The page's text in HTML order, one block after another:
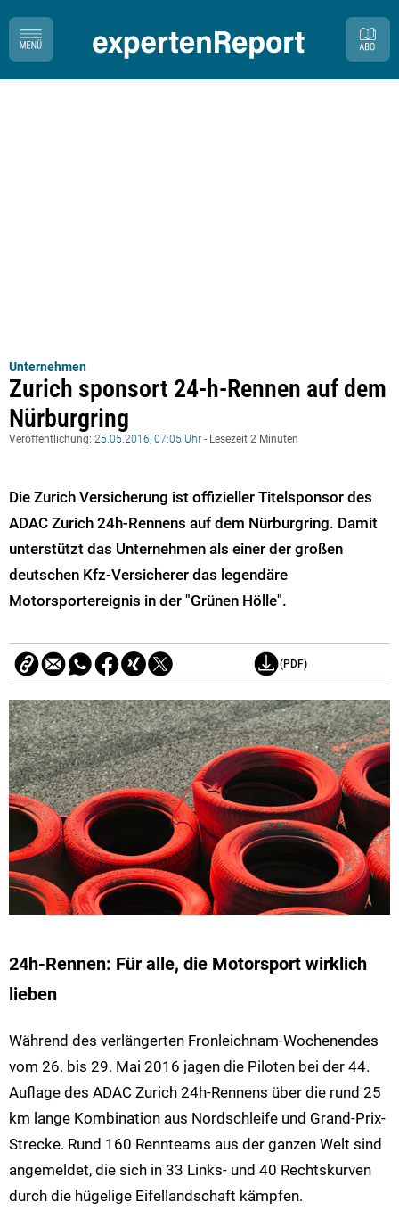
Unternehmen
Zurich sponsort 24-h-Rennen auf dem
Nürburgring
Veröffentlichung: 25.05.2016, 07:05 Uhr - Lesezeit 2 Minuten
Die Zurich Versicherung ist offizieller Titelsponsor des
ADAC Zurich 24h-Rennens auf dem Nürburgring. Damit
unterstützt das Unternehmen als einer der großen
deutschen Kfz-Versicherer das legendäre
Motorsportereignis in der "Grünen Hölle".
(PDF)
24h-Rennen: Für alle, die Motorsport wirklich
lieben
Während des verlängerten Fronleichnam-Wochenendes
vom 26. bis 29. Mai 2016 jagen die Piloten bei der 44.
Auflage des ADAC Zurich 24h-Rennens über die rund 25
km lange Kombination aus Nordschleife und Grand-Prix-
Strecke. Rund 160 Rennteams aus der ganzen Welt sind
angemeldet, die sich in 33 Links- und 40 Rechtskurven
durch die hügelige Eifellandschaft kämpfen.